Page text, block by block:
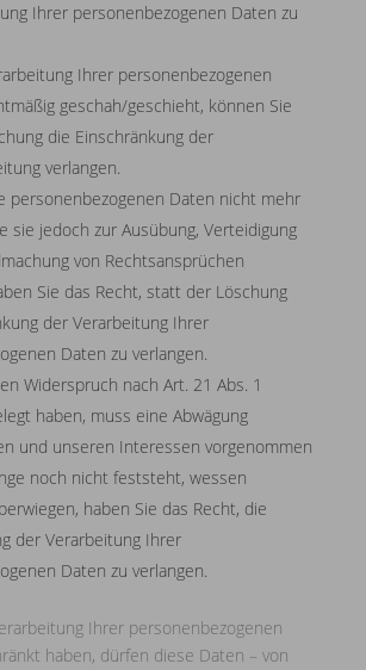
Ihrer personenbezogenen Daten zu
Ihrer personenbezogenen
geschah/geschieht, können Sie
die Einschränkung der
verlangen.
personenbezogenen Daten nicht mehr
sie jedoch zur Ausübung, Verteidigung
von Rechtsansprüchen
Sie das Recht, statt der Löschung
der Verarbeitung Ihrer
Daten zu verlangen.
Widerspruch nach Art. 21 Abs. 1
haben, muss eine Abwägung
und unseren Interessen vorgenommen
noch nicht feststeht, wessen
haben Sie das Recht, die
der Verarbeitung Ihrer
Daten zu verlangen.
Ihrer personenbezogenen
haben, dürfen diese Daten – von